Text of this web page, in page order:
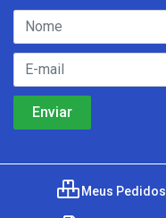
Meus Pedidos